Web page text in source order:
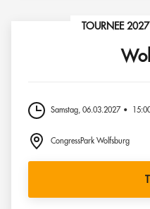
TOURNEE
Samstag, 06.03.2027
CongressPark Wolfsburg